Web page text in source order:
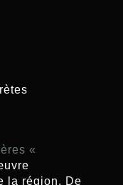
«
la région. De